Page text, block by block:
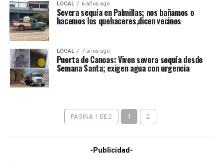
LOCAL 6 años ago
Severa sequía en Palmillas; nos bañamos o
hacemos los quehaceres,dicen vecinos
LOCAL 7 años ago
Puerta de Canoas: Viven severa sequía desde
Semana Santa; exigen agua con urgencia
PAGINA 1 DE 2 1 2
-Publicidad-